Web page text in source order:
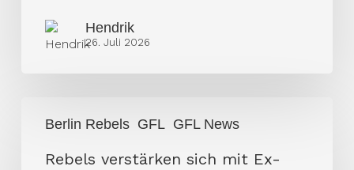
Hendrik
26. Juli 2026
Berlin Rebels GFL GFL News
verstärken
Rebels verstärken sich mit Ex-